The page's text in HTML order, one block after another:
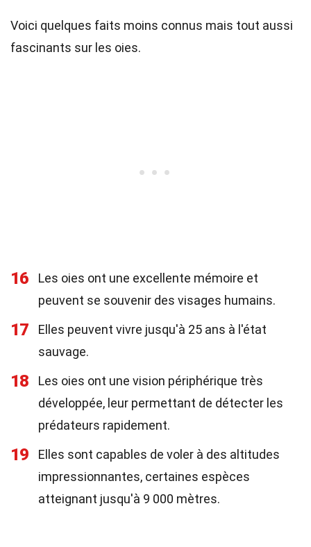
Voici quelques faits moins connus mais tout aussi
fascinants sur les oies.
16
Les oies ont une excellente mémoire et
peuvent se souvenir des visages humains.
17
Elles peuvent vivre jusqu'à 25 ans à l'état
sauvage.
18
Les oies ont une vision périphérique très
développée, leur permettant de détecter les
prédateurs rapidement.
19
Elles sont capables de voler à des altitudes
impressionnantes, certaines espèces
atteignant jusqu'à 9 000 mètres.